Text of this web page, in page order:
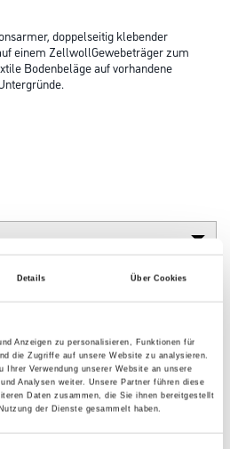
Details Über Cookies
Anzeigen zu personalisieren, Funktionen für
die Zugriffe auf unsere Website zu analysieren.
Ihrer Verwendung unserer Website an unsere
Analysen weiter. Unsere Partner führen diese
Daten zusammen, die Sie ihnen bereitgestellt
der Dienste gesammelt haben.
doppelseitig klebender
einem ZellwollGewebeträger zum
Bodenbeläge auf vorhandene